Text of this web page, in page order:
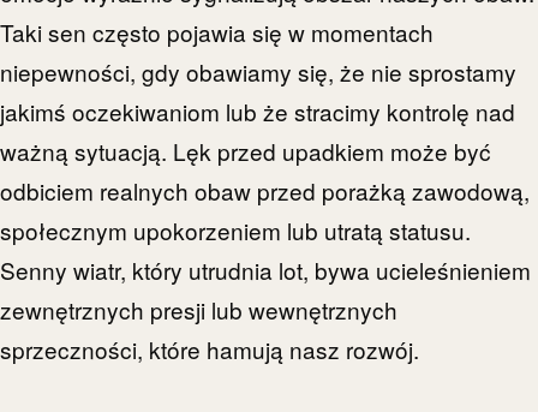
Taki sen często pojawia się w momentach
niepewności, gdy obawiamy się, że nie sprostamy
jakimś oczekiwaniom lub że stracimy kontrolę nad
ważną sytuacją. Lęk przed upadkiem może być
odbiciem realnych obaw przed porażką zawodową,
społecznym upokorzeniem lub utratą statusu.
Senny wiatr, który utrudnia lot, bywa ucieleśnieniem
zewnętrznych presji lub wewnętrznych
sprzeczności, które hamują nasz rozwój.